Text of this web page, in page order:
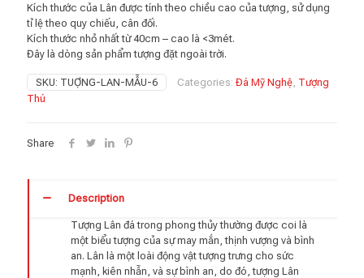
Kích thước của Lân được tính theo chiều cao của tượng, sử dụng
tỉ lệ theo quy chiếu, cân đối.
Kích thước nhỏ nhất từ 40cm – cao là <3mét.
Đây là dòng sản phẩm tượng đặt ngoài trời.
SKU: TUỢNG-LAN-MẪU-6 Categories: Đá Mỹ Nghệ Tượng
Thú
Share
Description
Tượng Lân đá trong phong thủy thường được coi là
một biểu tượng của sự may mắn, thịnh vượng và bình
an. Lân là một loài động vật tượng trưng cho sức
mạnh, kiên nhẫn, và sự bình an, do đó, tượng Lân